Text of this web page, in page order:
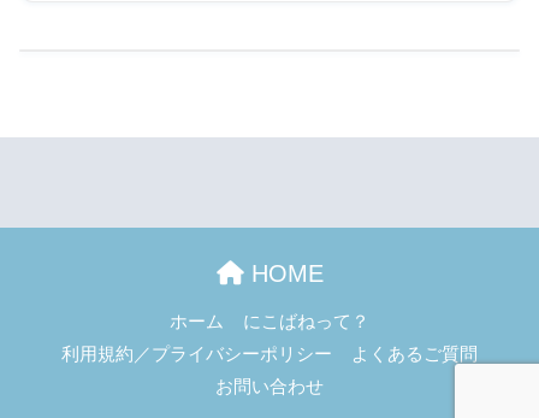
HOME
ホーム
にこばねって？
利用規約／プライバシーポリシー
よくあるご質問
お問い合わせ